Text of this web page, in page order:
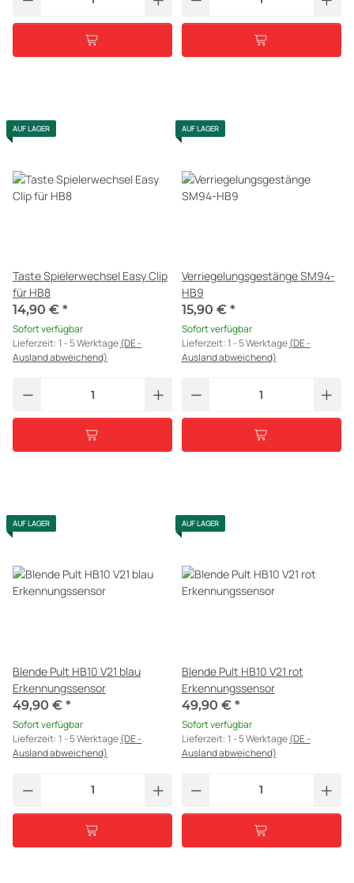
AUF LAGER
Taste Spielerwechsel Easy Clip
für HB8
14,90 € *
Sofort verfügbar
Lieferzeit:1 - 5 Werktage(DE -
Ausland abweichend)
AUF LAGER
Verriegelungsgestänge SM94-
HB9
15,90 € *
Sofort verfügbar
Lieferzeit:1 - 5 Werktage(DE -
Ausland abweichend)
AUF LAGER
Blende Pult HB10 V21 blau
Erkennungssensor
49,90 € *
Sofort verfügbar
Lieferzeit:1 - 5 Werktage(DE -
Ausland abweichend)
AUF LAGER
Blende Pult HB10 V21 rot
Erkennungssensor
49,90 € *
Sofort verfügbar
Lieferzeit:1 - 5 Werktage(DE -
Ausland abweichend)